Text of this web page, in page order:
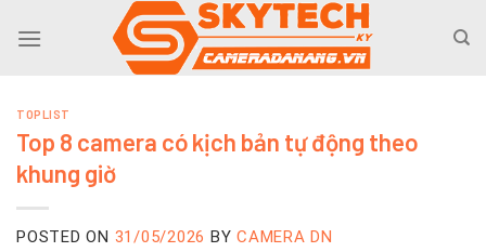
TOPLIST
Top 8 camera có kịch bản tự động theo
khung giờ
POSTED ON 31/05/2026 BY CAMERA DN